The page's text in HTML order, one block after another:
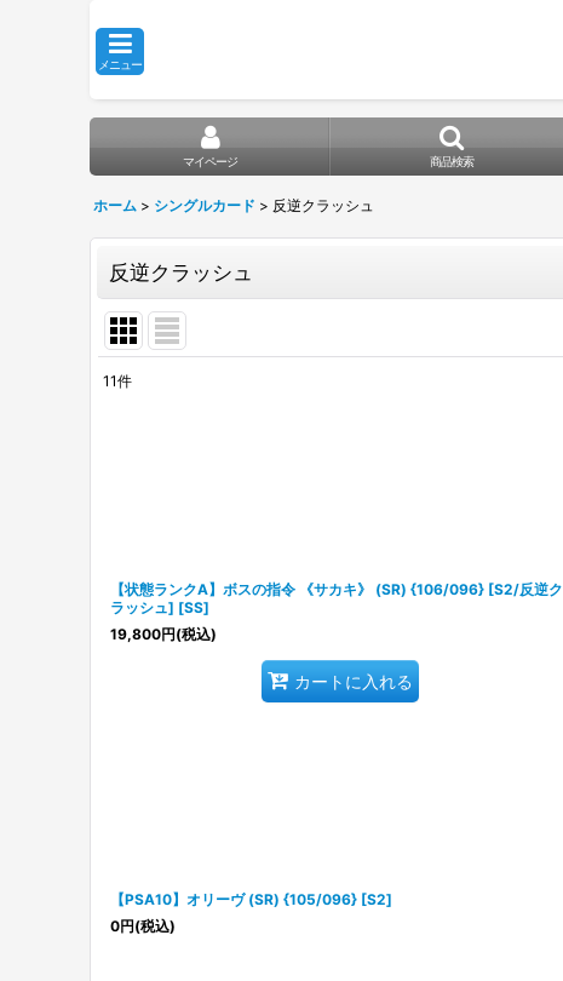
メニュー
マイページ 商品検索
ホーム > シングルカード > 反逆クラッシュ
反逆クラッシュ
11件
【状態ランクA】ボスの指令 《サカキ》 (SR) {106/096} [S2/反逆ク
ラッシュ] [SS]
19,800円(税込)
カートに入れる
【PSA10】オリーヴ (SR) {105/096} [S2]
0円(税込)